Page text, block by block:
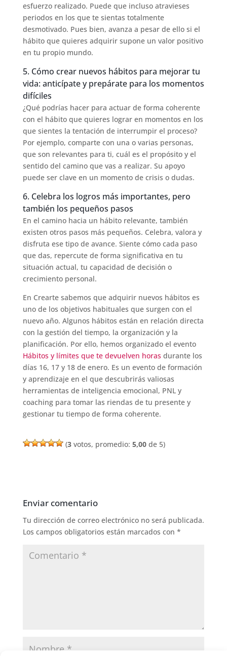
esfuerzo realizado. Puede que incluso atravieses
periodos en los que te sientas totalmente
desmotivado. Pues bien, avanza a pesar de ello si el
hábito que quieres adquirir supone un valor positivo
en tu propio mundo.
5. Cómo crear nuevos hábitos para mejorar tu
vida: anticípate y prepárate para los momentos
difíciles
¿Qué podrías hacer para actuar de forma coherente
con el hábito que quieres lograr en momentos en los
que sientes la tentación de interrumpir el proceso?
Por ejemplo, comparte con una o varias personas,
que son relevantes para ti, cuál es el propósito y el
sentido del camino que vas a realizar. Su apoyo
puede ser clave en un momento de crisis o dudas.
6. Celebra los logros más importantes, pero
también los pequeños pasos
En el camino hacia un hábito relevante, también
existen otros pasos más pequeños. Celebra, valora y
disfruta ese tipo de avance. Siente cómo cada paso
que das, repercute de forma significativa en tu
situación actual, tu capacidad de decisión o
crecimiento personal.
En Crearte sabemos que adquirir nuevos hábitos es
uno de los objetivos habituales que surgen con el
nuevo año. Algunos hábitos están en relación directa
con la gestión del tiempo, la organización y la
planificación. Por ello, hemos organizado el evento
Hábitos y límites que te devuelven horas durante los
días 16, 17 y 18 de enero. Es un evento de formación
y aprendizaje en el que descubrirás valiosas
herramientas de inteligencia emocional, PNL y
coaching para tomar las riendas de tu presente y
gestionar tu tiempo de forma coherente.
(3votos, promedio: 5,00de 5)
Enviar comentario
Tu dirección de correo electrónico no será publicada.
Los campos obligatorios están marcados con *